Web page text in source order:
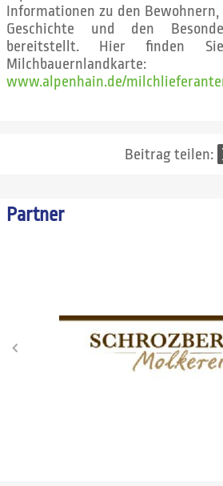
Informationen zu den
Geschichte und den
bereitstellt. Hier finden
Milchbauernlandkarte:
www.alpenhain.de/
Beitrag teilen:
Partner